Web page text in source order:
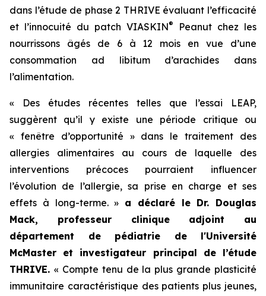
dans l’étude de phase 2 THRIVE évaluant l’efficacité
et l’innocuité du patch VIASKIN®
Peanut chez les
nourrissons âgés de 6 à 12 mois en vue d’une
consommation ad libitum d’arachides dans
l’alimentation.
« Des études récentes telles que l’essai LEAP,
suggèrent qu’il y existe une période critique ou
« fenêtre d’opportunité » dans le traitement des
allergies alimentaires au cours de laquelle des
interventions précoces pourraient influencer
l’évolution de l’allergie, sa prise en charge et ses
effets à long-terme. » a déclaré le Dr. Douglas
Mack, professeur clinique adjoint au
département de pédiatrie de l'Université
McMaster et investigateur principal de l’étude
THRIVE. « Compte tenu de la plus grande plasticité
immunitaire caractéristique des patients plus jeunes,